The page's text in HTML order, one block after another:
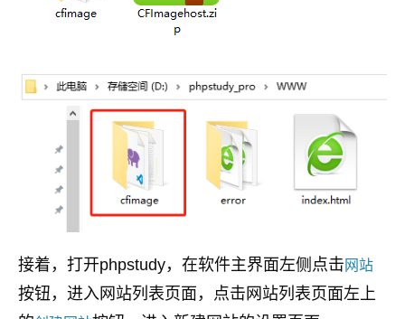
接着，打开phpstudy，在软件主界面左侧点击网站
按钮，进入网站列表页面，点击网站列表页面左上